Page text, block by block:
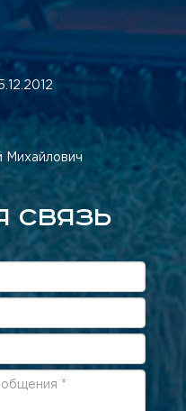
Михайлович
СВЯЗЬ